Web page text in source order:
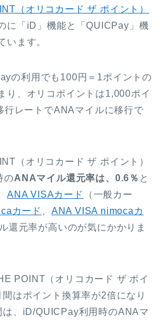
（オリコカード ザ ポイント）
に「iD」機能と「QUICPay」機
います。
の利用でも100円＝1ポイントの
り、オリコポイントは1,000ポイ
行レートでANAマイルに移行で
（オリコカード ザ ポイント）
のANAマイル還元率は、0.6％ と
ANA VISAカード
（一般カー
カード
ANA VISA nimocaカ
還元率が高いのが気にかかりま
POINT（オリコカード ザ ポイ
はポイント換算率が2倍になり
は、iD/QUICPay利用時のANAマ